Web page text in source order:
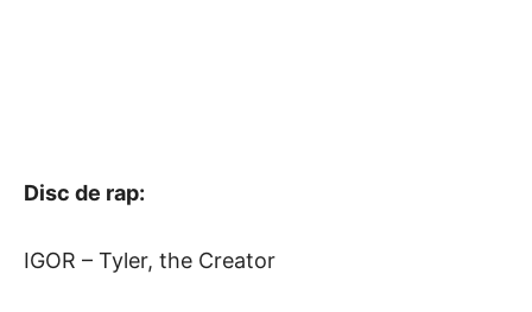
Disc de rap:
IGOR – Tyler, the Creator